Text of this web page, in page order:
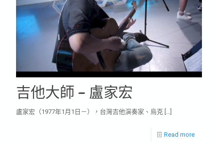
吉他大師 – 盧家宏
盧家宏（1977年1月1日－），台灣吉他演奏家、烏克 […]
Read more